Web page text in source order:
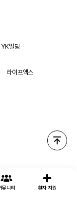
뮤니티 환자 지원
빌딩
라이프엑스